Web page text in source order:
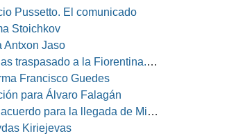
Pussetto. El comunicado
Stoichkov
Antxon Jaso
a la Fiorentina. El comunicado
Francisco Guedes
para Álvaro Falagán
para la llegada de Miguel Barbieri
Kiriejevas